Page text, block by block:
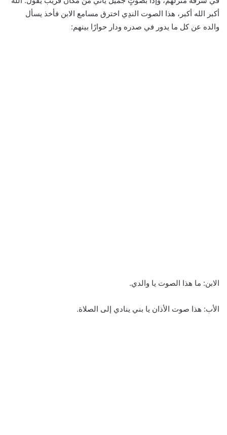
أكبر الله أكبر، هذا الصوت الندِي اخترق مسامع الابن فأخذ يسأل
والده عن كل ما يدور في صدره ودار حوارًا بينهم:
الابن: ما هذا الصوت يا والدي.
الأب: هذا صوت الأذان يا بني ينادي إلى الصلاة.